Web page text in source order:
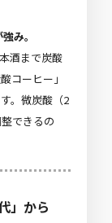
み。
酒まで炭酸
コーヒー」
。微炭酸（2
できるの
」から